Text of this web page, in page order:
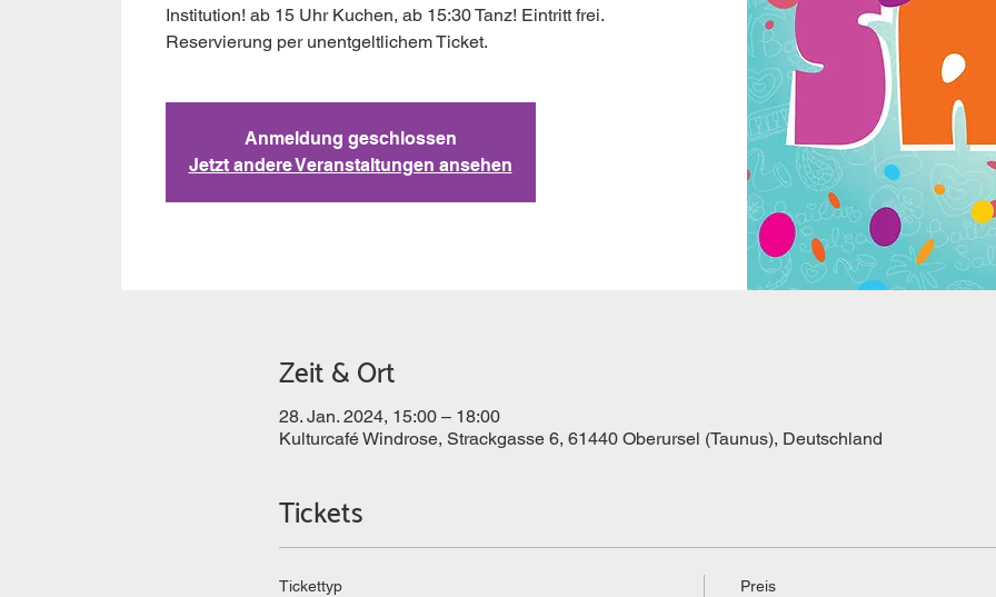
Institution! ab 15 Uhr Kuchen, ab 15:30 Tanz! Eintritt frei.
Reservierung per unentgeltlichem Ticket.
Anmeldung geschlossen
Jetzt andere Veranstaltungen ansehen
Zeit & Ort
28. Jan. 2024, 15:00 – 18:00
Kulturcafé Windrose, Strackgasse 6, 61440 Oberursel (Taunus), Deutschland
Tickets
Tickettyp Preis